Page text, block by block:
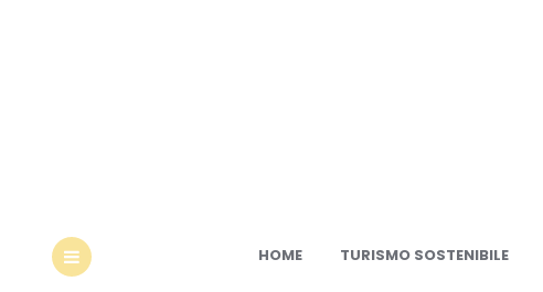
HOME TURISMO SOSTENIBILE